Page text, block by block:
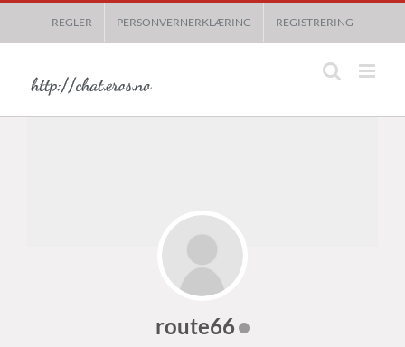
Skip
content
REGLER PERSONVERNERKLÆRING REGISTRERING
route66